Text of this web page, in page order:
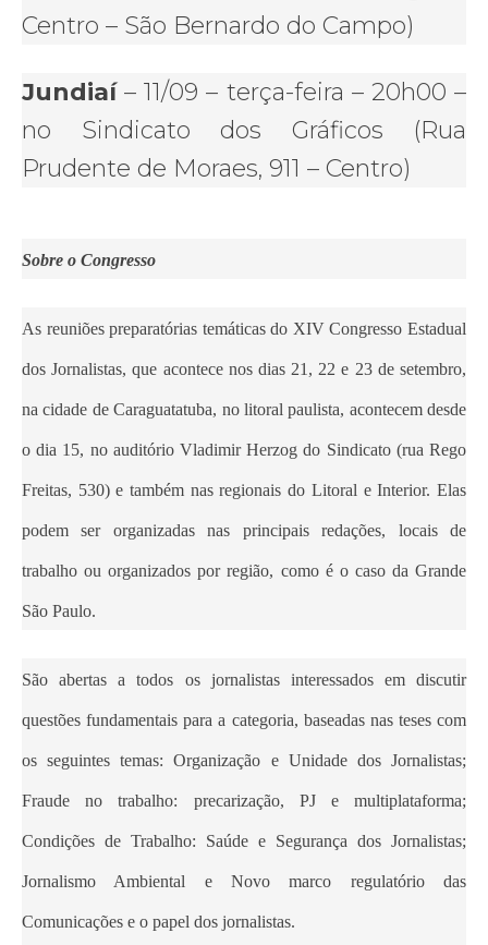
Centro – São Bernardo do Campo)
Jundiaí– 11/09 – terça-feira – 20h00 –
no Sindicato dos Gráficos (Rua
Prudente de Moraes, 911 – Centro)
Sobre o Congresso
As reuniões preparatórias temáticas do XIV Congresso Estadual
dos Jornalistas, que acontece nos dias 21, 22 e 23 de setembro,
na cidade de Caraguatatuba, no litoral paulista, acontecem desde
o dia 15, no auditório Vladimir Herzog do Sindicato (rua Rego
Freitas, 530) e também nas regionais do Litoral e Interior. Elas
podem ser organizadas nas principais redações, locais de
trabalho ou organizados por região, como é o caso da Grande
São Paulo.
São abertas a todos os jornalistas interessados em discutir
questões fundamentais para a categoria, baseadas nas teses com
os seguintes temas: Organização e Unidade dos Jornalistas;
Fraude no trabalho: precarização, PJ e multiplataforma;
Condições de Trabalho: Saúde e Segurança dos Jornalistas;
Jornalismo Ambiental e Novo marco regulatório das
Comunicações e o papel dos jornalistas.